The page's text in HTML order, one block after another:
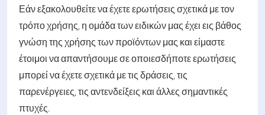
Εάν εξακολουθείτε να έχετε ερωτήσεις σχετικά με τον
τρόπο χρήσης, η ομάδα των ειδικών μας έχει εις βάθος
γνώση της χρήσης των προϊόντων μας και είμαστε
έτοιμοι να απαντήσουμε σε οποιεσδήποτε ερωτήσεις
μπορεί να έχετε σχετικά με τις δράσεις, τις
παρενέργειες, τις αντενδείξεις και άλλες σημαντικές
πτυχές.